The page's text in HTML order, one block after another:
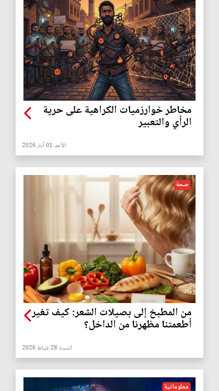
مخاطر خوارزميات الكراهية على حرية
الرأي والتعبير
الأحد 01 آذار 2026
صحة
من المطبخ إلى بصيلات الشعر: كيف تغير
أطعمتنا مظهرنا من الداخل؟
السبت 28 شباط 2026
معلوماتية